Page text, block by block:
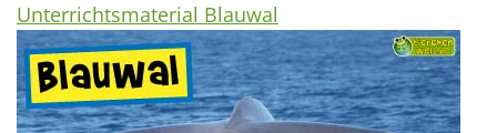
Unterrichtsmaterial Blauwal